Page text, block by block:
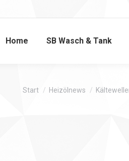
Home SB Wasch & Tank
Sie befinden sich hier:
Start Heizölnews